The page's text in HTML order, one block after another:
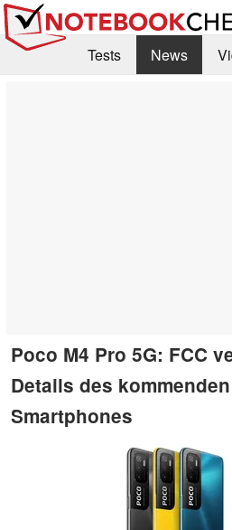
Tests News
Poco M4 Pro 5G: FCC
Details des
Smartphones